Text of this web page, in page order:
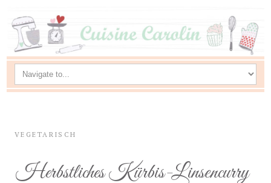
VEGETARISCH
Herbstliches Kürbis-Linsencurry